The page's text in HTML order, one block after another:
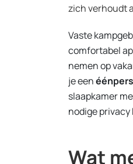
zich verhoudt
Vaste
comfortabel
nemen op
je een
slaapkamer
nodige
Wat